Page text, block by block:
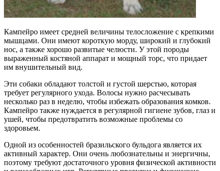
Кампейро имеет средней величины телосложение с крепкими
мышцами. Они имеют короткую морду, широкий и глубокий
нос, а также хорошо развитые челюсти. У этой породы
выраженный костяной аппарат и мощный торс, что придает
им внушительный вид.
Эти собаки обладают толстой и густой шерстью, которая
требует регулярного ухода. Волосы нужно расчесывать
несколько раз в неделю, чтобы избежать образования комков.
Кампейро также нуждается в регулярной гигиене зубов, глаз и
ушей, чтобы предотвратить возможные проблемы со
здоровьем.
Одной из особенностей бразильского бульдога является их
активный характер. Они очень любознательны и энергичны,
поэтому требуют достаточного уровня физической активности